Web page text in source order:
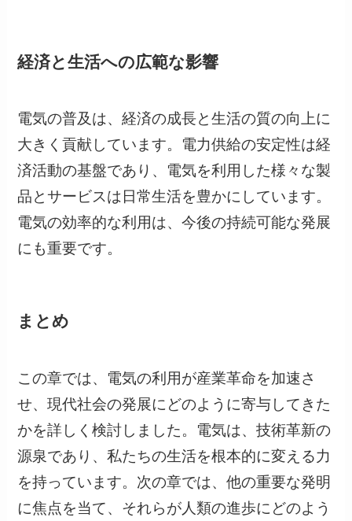
経済と生活への広範な影響
電気の普及は、経済の成長と生活の質の向上に
大きく貢献しています。電力供給の安定性は経
済活動の基盤であり、電気を利用した様々な製
品とサービスは日常生活を豊かにしています。
電気の効率的な利用は、今後の持続可能な発展
にも重要です。
まとめ
この章では、電気の利用が産業革命を加速さ
せ、現代社会の発展にどのように寄与してきた
かを詳しく検討しました。電気は、技術革新の
源泉であり、私たちの生活を根本的に変える力
を持っています。次の章では、他の重要な発明
に焦点を当て、それらが人類の進歩にどのよう